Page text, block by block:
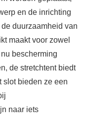
en de inrichting
duurzaamheid van
maakt voor zowel
bescherming
de stretchtent biedt
slot bieden ze een
naar iets